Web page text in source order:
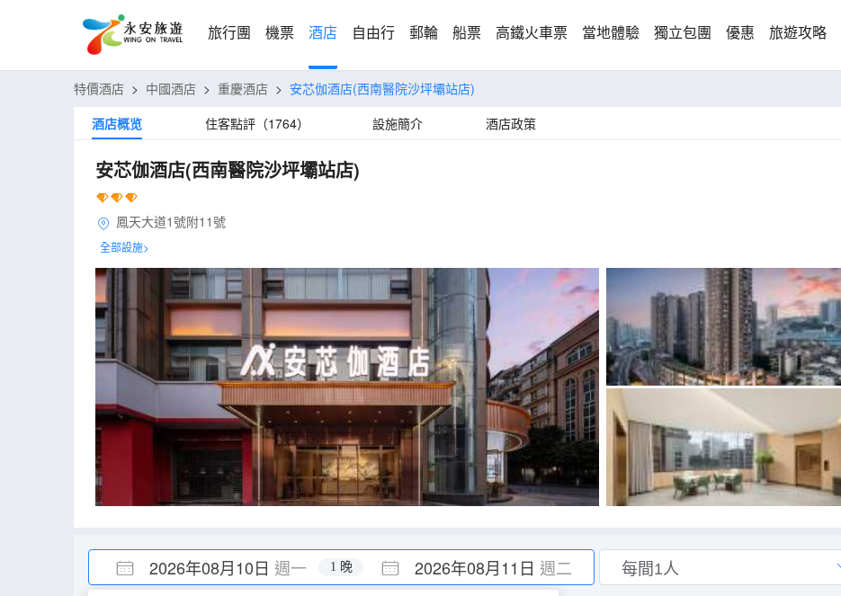
旅行團 機票 酒店 自由行 郵輪 船票 高鐵火車票 當地體驗 獨立包團 優惠 旅遊攻略
特價酒店 > 中國酒店 > 重慶酒店 > 安芯伽酒店(西南醫院沙坪壩站店)
酒店概览
住客點評（1764） 設施簡介 酒店政策
安芯伽酒店(西南醫院沙坪壩站店)
鳳天大道1號附11號
全部設施>
2026年08月10日 週一 2026年08月11日 週二
1 晚